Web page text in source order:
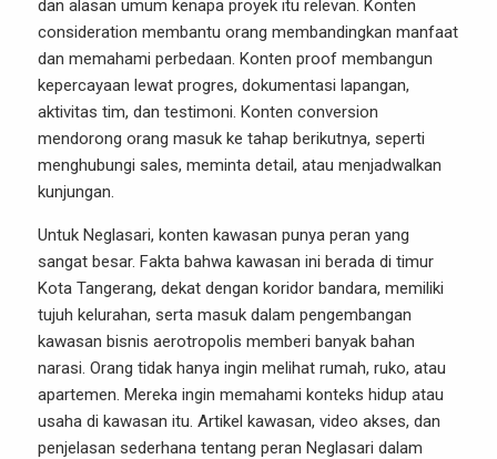
dan alasan umum kenapa proyek itu relevan. Konten
consideration membantu orang membandingkan manfaat
dan memahami perbedaan. Konten proof membangun
kepercayaan lewat progres, dokumentasi lapangan,
aktivitas tim, dan testimoni. Konten conversion
mendorong orang masuk ke tahap berikutnya, seperti
menghubungi sales, meminta detail, atau menjadwalkan
kunjungan.
Untuk Neglasari, konten kawasan punya peran yang
sangat besar. Fakta bahwa kawasan ini berada di timur
Kota Tangerang, dekat dengan koridor bandara, memiliki
tujuh kelurahan, serta masuk dalam pengembangan
kawasan bisnis aerotropolis memberi banyak bahan
narasi. Orang tidak hanya ingin melihat rumah, ruko, atau
apartemen. Mereka ingin memahami konteks hidup atau
usaha di kawasan itu. Artikel kawasan, video akses, dan
penjelasan sederhana tentang peran Neglasari dalam